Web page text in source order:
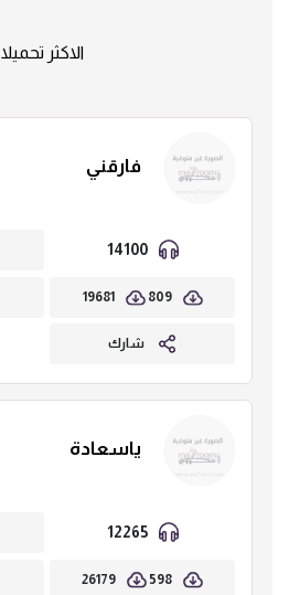
الاكثر تحميلا
فارقني
14100
809
19681
شارك
ياسعادة
12265
598
26179